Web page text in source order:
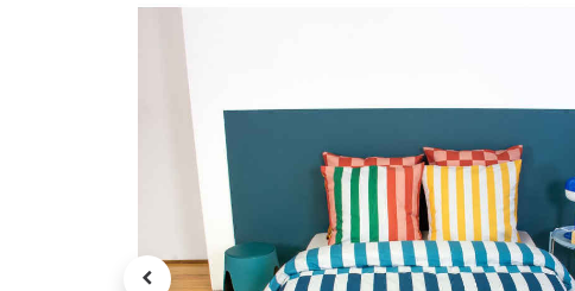
Catégories
Canapé / Salon
Gros électroménager
Petit électroménager
Tv , Son , multimédia
Programme de bureau
Décorations